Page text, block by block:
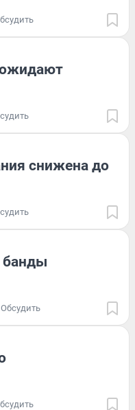
снижена до
банды
Обсудить